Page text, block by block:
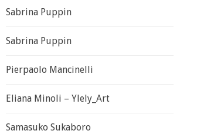
Sabrina Puppin
Sabrina Puppin
Pierpaolo Mancinelli
Eliana Minoli – Ylely_Art
Samasuko Sukaboro